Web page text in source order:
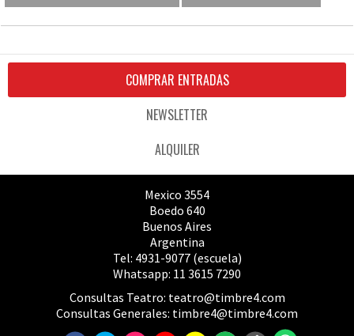
COMPRAR ENTRADAS
NEWSLETTER
ALQUILER
Mexico 3554
Boedo 640
Buenos Aires
Argentina
Tel: 4931-9077 (escuela)
Whatsapp: 11 3615 7290
Consultas Teatro: teatro@timbre4.com
Consultas Generales: timbre4@timbre4.com